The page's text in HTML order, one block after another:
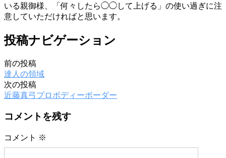
いる親御様、「何々したら◯◯して上げる」の使い過ぎに注
意していただければと思います。
投稿ナビゲーション
前の投稿
達人の領域
次の投稿
近藤真弓プロボディーボーダー
コメントを残す
コメント ※